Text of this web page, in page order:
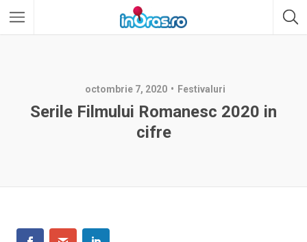
octombrie 7, 2020 Festivaluri
Serile Filmului Romanesc 2020 in
cifre